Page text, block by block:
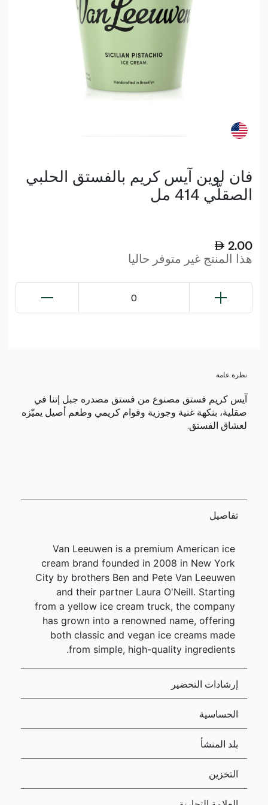
فان لوين آيس كريم بالفستق الحلبي
الصقلّي 414 مل
2.00
هذا المنتج غير متوفر حاليا
0
نظرة عامة
آيس كريم فستق مصنوع من فستق مصدره جبل إتنا في
صقلية، بنكهة غنية وجوزية وقوام كريمي وطعم أصيل يميّزه
لعشاق الفستق.
تفاصيل
Van Leeuwen is a premium American ice
cream brand founded in 2008 in New York
City by brothers Ben and Pete Van Leeuwen
and their partner Laura O'Neill. Starting
from a yellow ice cream truck, the company
has grown into a renowned name, offering
both classic and vegan ice creams made
from simple, high-quality ingredients.
إرشادات التحضير
الحساسية
بلد المنشأ
التخزين